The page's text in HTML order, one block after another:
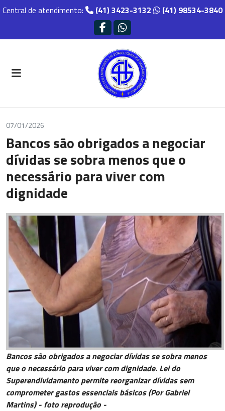
Central de atendimento: (41) 3423-3132 (41) 98534-3840
07/01/2026
Bancos são obrigados a negociar
dívidas se sobra menos que o
necessário para viver com
dignidade
Bancos são obrigados a negociar dívidas se sobra menos
que o necessário para viver com dignidade. Lei do
Superendividamento permite reorganizar dívidas sem
comprometer gastos essenciais básicos (Por Gabriel
Martins) - foto reprodução -